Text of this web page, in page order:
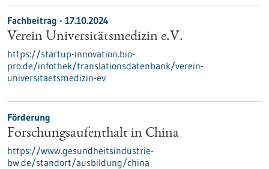
Fachbeitrag - 17.10.2024
Verein Universitätsmedizin e.V.
https://startup-innovation.bio-
pro.de/infothek/translationsdatenbank/verein-
universitaetsmedizin-ev
Förderung
Forschungsaufenthalt in China
https://www.gesundheitsindustrie-
bw.de/standort/ausbildung/china